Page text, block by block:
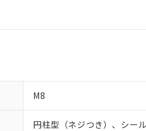
M8
円柱型（ネジつき）、シー